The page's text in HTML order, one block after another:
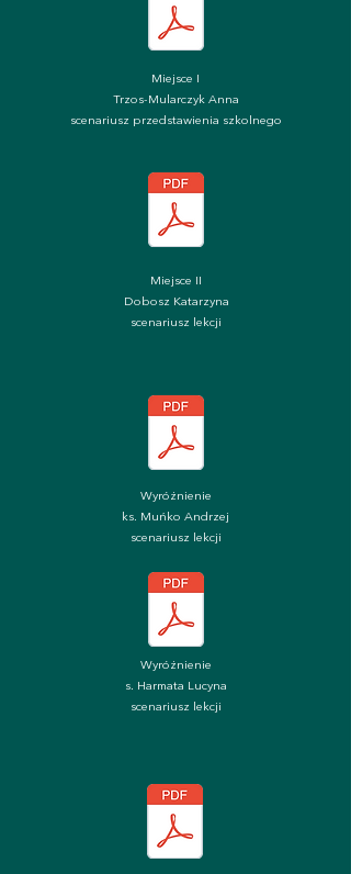
Miejsce I
Trzos-Mularczyk Anna
scenariusz przedstawienia szkolnego
Miejsce II
Dobosz Katarzyna
scenariusz lekcji
Wyróżnienie
ks. Muńko Andrzej
scenariusz lekcji
Wyróżnienie
s. Harmata Lucyna
scenariusz lekcji